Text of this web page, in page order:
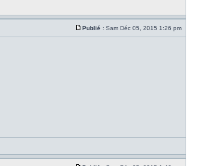
Publié : Sam Déc 05, 2015 1:26 pm